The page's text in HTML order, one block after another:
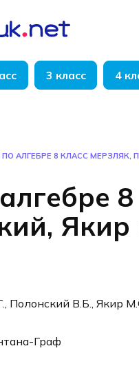
3 класс 4
ПО АЛГЕБРЕ 8 КЛАСС МЕРЗЛЯК,
Якир
Полонский В.Б., Якир
Граф